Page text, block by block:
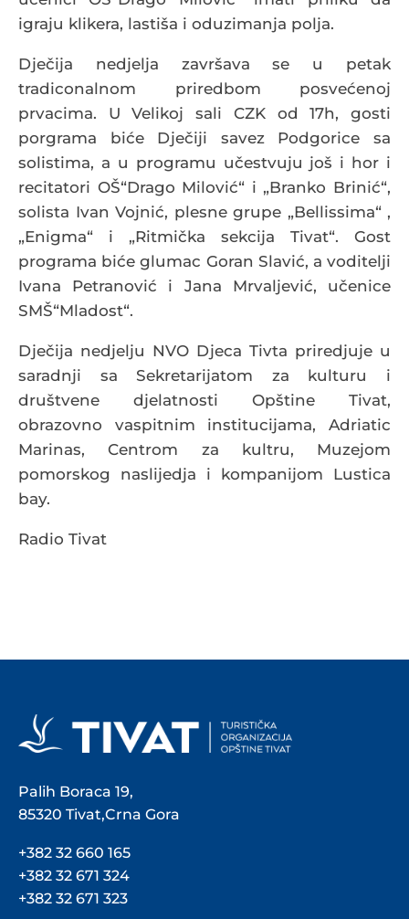
igraju klikera, lastiša i oduzimanja polja.
Dječija nedjelja završava se u petak
tradiconalnom priredbom posvećenoj
prvacima. U Velikoj sali CZK od 17h, gosti
porgrama biće Dječiji savez Podgorice sa
solistima, a u programu učestvuju još i hor i
recitatori OŠ“Drago Milović“ i „Branko Brinić“,
solista Ivan Vojnić, plesne grupe „Bellissima“ ,
„Enigma“ i „Ritmička sekcija Tivat“. Gost
programa biće glumac Goran Slavić, a voditelji
Ivana Petranović i Jana Mrvaljević, učenice
SMŠ“Mladost“.
Dječija nedjelju NVO Djeca Tivta priredjuje u
saradnji sa Sekretarijatom za kulturu i
društvene djelatnosti Opštine Tivat,
obrazovno vaspitnim institucijama, Adriatic
Marinas, Centrom za kultru, Muzejom
pomorskog naslijedja i kompanijom Lustica
bay.
Radio Tivat
Palih Boraca 19,
85320 Tivat,Crna Gora
+382 32 660 165
+382 32 671 324
+382 32 671 323